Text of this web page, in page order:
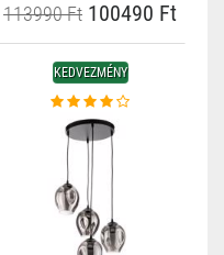
113990 Ft 100490 Ft
KEDVEZMÉNY